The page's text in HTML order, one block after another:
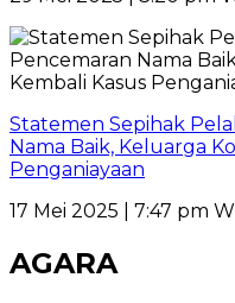
Statemen Sepihak
Nama Baik, Keluarga
Penganiayaan
17 Mei 2025 | 7:47 pm
AGARA